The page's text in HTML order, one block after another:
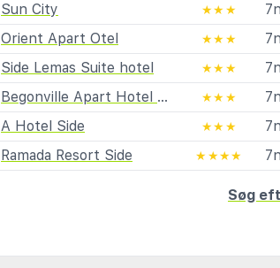
Sun City
★★★ 7n
Orient Apart Otel
★★★ 7n
Side Lemas Suite hotel
★★★ 7n
Begonville Apart Hotel & Spa
★★★ 7n
A Hotel Side
★★★ 7n
Ramada Resort Side
★★★★ 7n
Søg